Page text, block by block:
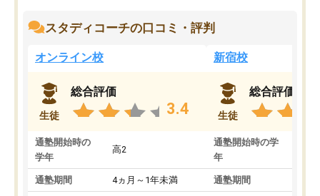
スタディコーチの口コミ・評判
オンライン校
生徒
総合評価
3.4
通塾開始時の
学年
高2
通塾期間 4ヵ月～1年未満
新宿校
生徒
総合評価
通塾開始時の学
年
通塾期間